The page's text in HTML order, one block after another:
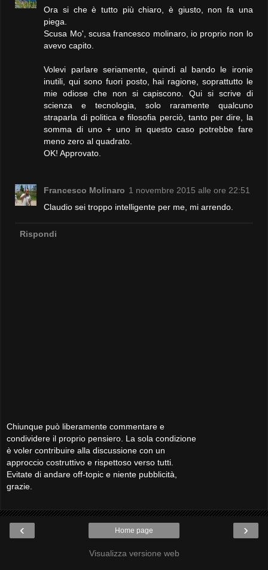
Ora si che è tutto più chiaro, è giusto, non fa una
piega.
Scusa Mo', scusa francesco molinaro, io proprio non lo
avevo capito.
Volevi parlare seriamente, quindi al bando le ironie
inutili, qui sono fuori posto, hai ragione, soprattutto le
mie odiose che non si capiscono. Qui si scrive di
scienza e tecnologia, solo raramente qualcuno
straparla di politica e filosofia perciò, tanto per dire, la
somma di uno + uno in questo caso potrebbe fare
meno zero al quadrato.
OK! Approvato.
Francesco Molinaro 1 novembre 2015 alle ore 22:51
Claudio sei troppo intelligente per me, mi arrendo.
Rispondi
Chiunque può liberamente commentare e
condividere il proprio pensiero. La sola condizione
è voler contribuire alla discussione con un
approccio costruttivo e rispettoso verso tutti.
Evitate di andare off-topic e niente pubblicità,
grazie.
‹ ›
Home page
Visualizza versione web